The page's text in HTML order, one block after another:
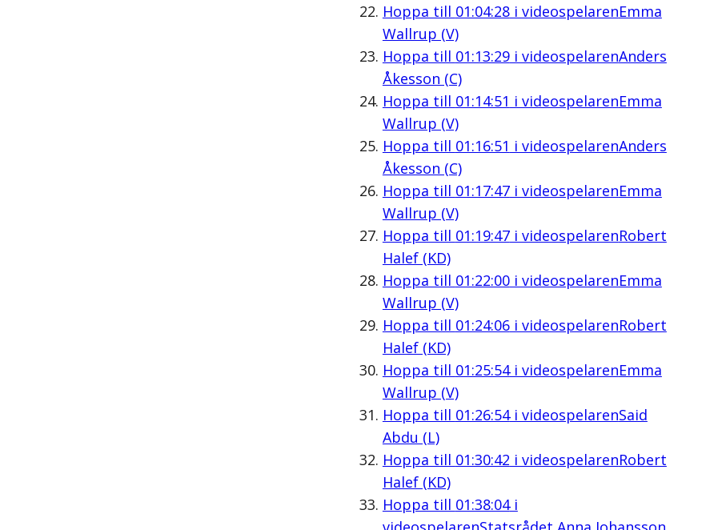
Hoppa till 01:04:28i videospelarenEmma
Wallrup (V)
Hoppa till 01:13:29i videospelarenAnders
Åkesson (C)
Hoppa till 01:14:51 i videospelarenEmma
Wallrup (V)
Hoppa till 01:16:51 i videospelarenAnders
Åkesson (C)
Hoppa till 01:17:47i videospelarenEmma
Wallrup (V)
Hoppa till 01:19:47i videospelarenRobert
Halef (KD)
Hoppa till 01:22:00i videospelarenEmma
Wallrup (V)
Hoppa till 01:24:06i videospelarenRobert
Halef (KD)
Hoppa till 01:25:54i videospelarenEmma
Wallrup (V)
Hoppa till 01:26:54i videospelarenSaid
Abdu (L)
Hoppa till 01:30:42 i videospelarenRobert
Halef (KD)
Hoppa till 01:38:04i